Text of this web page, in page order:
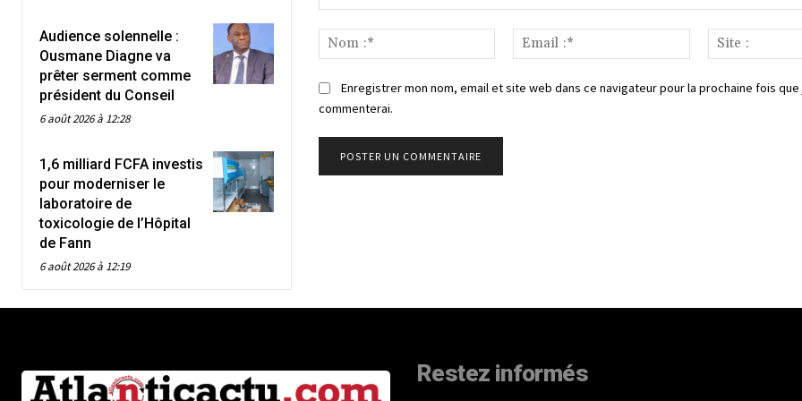
Audience solennelle :
Ousmane Diagne va
prêter serment comme
président du Conseil
6 août 2026 à 12:28
1,6 milliard FCFA investis
pour moderniser le
laboratoire de
toxicologie de l’Hôpital
de Fann
6 août 2026 à 12:19
Nom
:*
Email
:*
Enregistrer mon nom, email et site web dans ce navigateur pour la prochaine fois que
commenterai.
Restez informés